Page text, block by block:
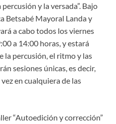
y la versada”. Bajo
Betsabé Mayoral Landa y
a cabo todos los viernes
a 14:00 horas, y estará
la percusión, el ritmo y las
sesiones únicas, es decir,
en cualquiera de las
“Autoedición y corrección”